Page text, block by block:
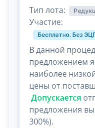
Тип лота:
Участие:
Бесплатно. Без
В данной
предложением
наиболее
цены от
Допускается
предложения
300%).